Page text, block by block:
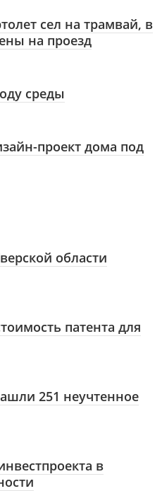
сел на трамвай, в
на проезд
среды
проект дома под
области
патента для
251 неучтенное
в